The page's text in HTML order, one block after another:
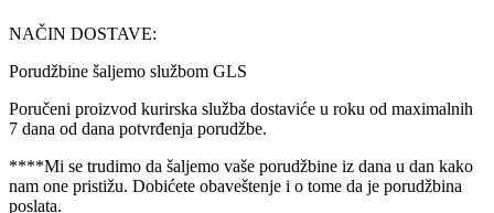
NAČIN DOSTAVE:
Porudžbine šaljemo službom GLS
Poručeni proizvod kurirska služba dostaviće u roku od maximalnih
7 dana od dana potvrđenja porudžbe.
****Mi se trudimo da šaljemo vaše porudžbine iz dana u dan kako
nam one pristižu. Dobićete obaveštenje i o tome da je porudžbina
poslata.